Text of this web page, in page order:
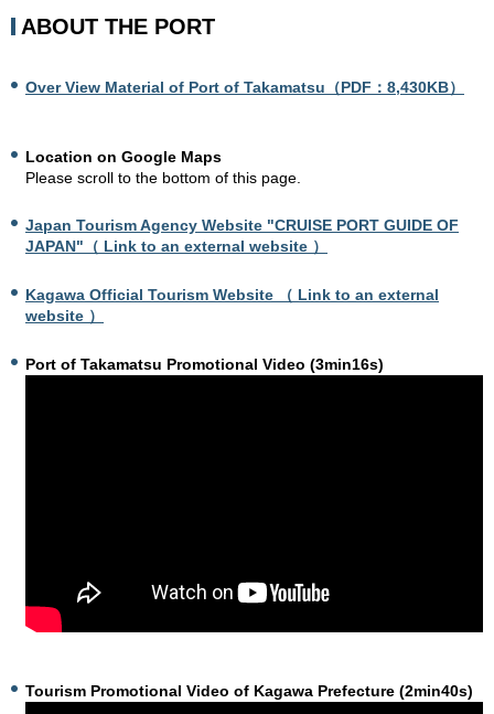
ABOUT THE PORT
Over View Material of Port of Takamatsu（PDF：8,430KB）
Location on Google Maps
Please scroll to the bottom of this page.
Japan Tourism Agency Website "CRUISE PORT GUIDE OF
JAPAN"（ Link to an external website ）
Kagawa Official Tourism Website （ Link to an external
website ）
Port of Takamatsu Promotional Video (3min16s)
Tourism Promotional Video of Kagawa Prefecture (2min40s)